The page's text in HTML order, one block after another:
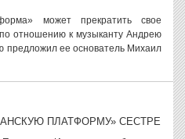
может прекратить свое
отношению к музыканту Андрею
предложил ее основатель Михаил
ПЛАТФОРМУ» СЕСТРЕ